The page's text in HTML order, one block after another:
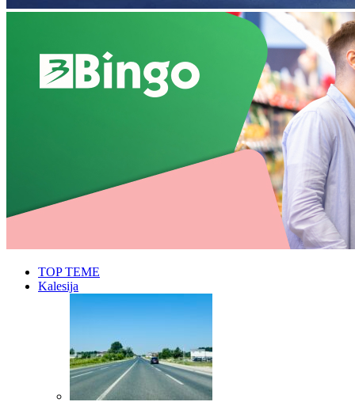
TOP TEME
Kalesija